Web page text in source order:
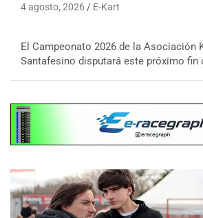
4 agosto, 2026 E-Kart
El Campeonato 2026 de la Asociación
Santafesino disputará este próximo fin